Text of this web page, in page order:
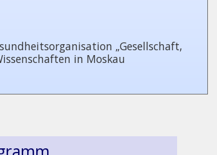
„Gesellschaft,
in Moskau